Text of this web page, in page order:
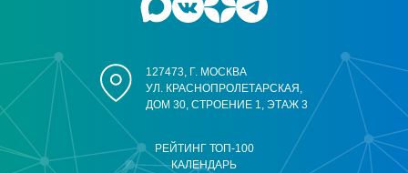
РЕЙТИНГ ТОП-100
КАЛЕНДАРЬ
127473, Г. МОСКВА
УЛ. КРАСНОПРОЛЕТАРСКАЯ,
ДОМ 30, СТРОЕНИЕ 1, ЭТАЖ 3